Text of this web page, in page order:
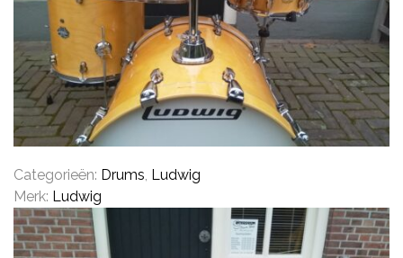
Categorieën: Drums, Ludwig
Merk: Ludwig